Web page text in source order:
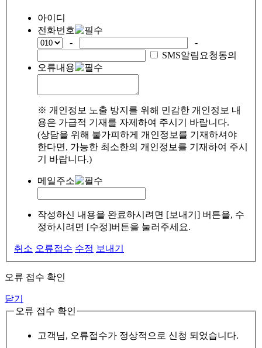
아이디
전화번호
-
-
SMS알림요청동의
오류내용
※ 개인정보 노출 방지를 위해 민감한 개인정보 내
용은 가급적 기재를 자제하여 주시기 바랍니다.
(상담을 위해 불가피하게 개인정보를 기재하셔야
한다면, 가능한 최소한의 개인정보를 기재하여 주시
기 바랍니다.)
메일주소
작성하신 내용을 완료하시려면 [보내기] 버튼을, 수
정하시려면 [수정]버튼을 눌러주세요.
취소 오류접수 수정 보내기
오류 접수 확인
닫기
오류 접수 확인
고객님, 오류접수가 정상적으로 신청 되었습니다.